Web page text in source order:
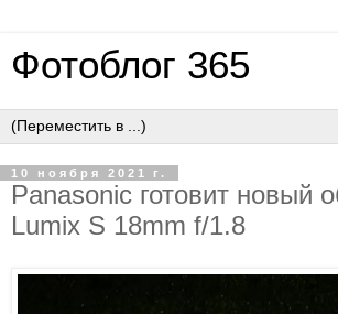
Фотоблог 365
10 ноября 2021 г.
Panasonic готовит новый
Lumix S 18mm f/1.8